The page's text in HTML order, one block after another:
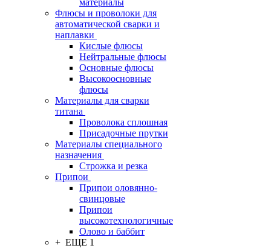
материалы
Флюсы и проволоки для
автоматической сварки и
наплавки
Кислые флюсы
Нейтральные флюсы
Основные флюсы
Высокоосновные
флюсы
Материалы для сварки
титана
Проволока сплошная
Присадочные прутки
Материалы специального
назначения
Строжка и резка
Припои
Припои оловянно-
свинцовые
Припои
высокотехнологичные
Олово и баббит
+ ЕЩЕ 1